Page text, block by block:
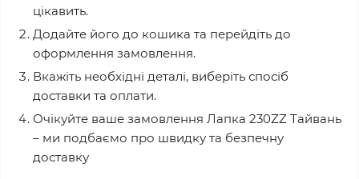
цікавить.
Додайте його до кошика та перейдіть до
оформлення замовлення.
Вкажіть необхідні деталі, виберіть спосіб
доставки та оплати.
Очікуйте ваше замовлення Лапка 230ZZ Тайвань
– ми подбаємо про швидку та безпечну
доставку